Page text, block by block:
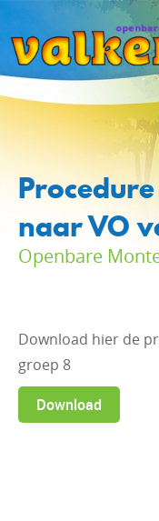
naar VO
Openbare
Download hier de
groep 8
Download